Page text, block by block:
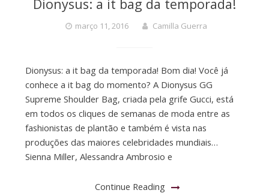
Dionysus: a it bag da temporada!
março 11, 2016 Camilla Guerra
Dionysus: a it bag da temporada! Bom dia! Você já
conhece a it bag do momento? A Dionysus GG
Supreme Shoulder Bag, criada pela grife Gucci, está
em todos os cliques de semanas de moda entre as
fashionistas de plantão e também é vista nas
produções das maiores celebridades mundiais…
Sienna Miller, Alessandra Ambrosio e
Continue Reading